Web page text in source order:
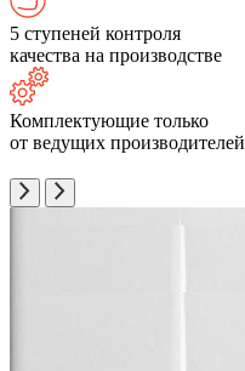
5 ступеней контроля
качества на производстве
Комплектующие только
от ведущих производителей